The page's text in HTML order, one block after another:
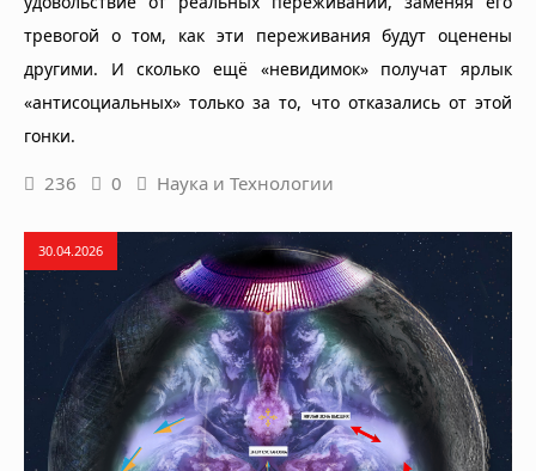
тревогой о том, как эти переживания будут оценены
другими. И сколько ещё «невидимок» получат ярлык
«антисоциальных» только за то, что отказались от этой
гонки.
236 0 Наука и Технологии
30.04.2026